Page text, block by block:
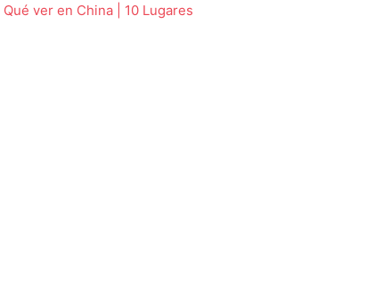
Qué ver en China | 10 Lugares